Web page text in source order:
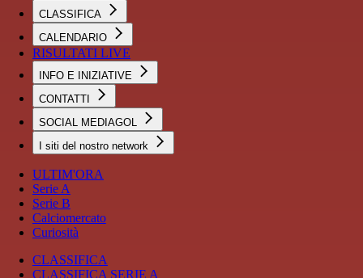
CLASSIFICA
CALENDARIO
RISULTATI LIVE
INFO E INIZIATIVE
CONTATTI
SOCIAL MEDIAGOL
I siti del nostro network
ULTIM'ORA
Serie A
Serie B
Calciomercato
Curiosità
CLASSIFICA
CLASSIFICA SERIE A